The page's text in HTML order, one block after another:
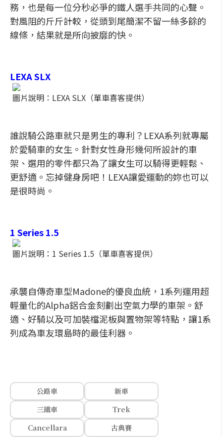
務，也是每一位分秒必爭的鐵人選手共同的心聲。
對風阻的斤斤計較，從頭到尾簡潔不留一絲多餘的
線條，結果就是所向披靡的快。
LEXA SLX
圖片說明：LEXA SLX（單車喜客提供）
誰說騎公路車就只是男生的專利？LEXA系列就專屬
於愛騎車的女生。針對女性身形幾何所設計的車
架、選用的零件都只為了讓女生可以騎得更輕鬆、
更舒適。忘掉健身房吧！LEXA讓愛運動的妳也可以
是很時尚。
1 Series 1.5
圖片說明：1 Series 1.5（單車喜客提供）
承襲自傳奇車型Madone的優良血統，1系列運用超
輕量化的Alpha鋁合金刻劃出空氣力學的車架。舒
適、好騎以及可加裝檔泥板與置物架等特點，讓1系
列成為車友環島時的最佳利器。
公路車
新車
三鐵車
Trek
Cancellara
古典賽